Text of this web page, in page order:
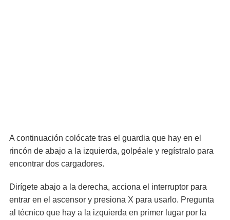
A continuación colócate tras el guardia que hay en el
rincón de abajo a la izquierda, golpéale y regístralo para
encontrar dos cargadores.
Dirígete abajo a la derecha, acciona el interruptor para
entrar en el ascensor y presiona X para usarlo. Pregunta
al técnico que hay a la izquierda en primer lugar por la